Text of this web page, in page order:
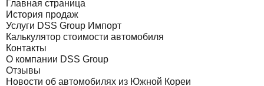
Главная страница
История продаж
Услуги DSS Group Импорт
Калькулятор стоимости автомобиля
Контакты
О компании DSS Group
Отзывы
Новости об автомобилях из Южной Кореи